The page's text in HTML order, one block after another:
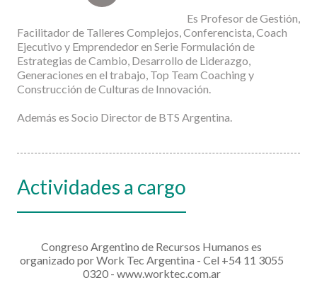
Es Profesor de Gestión,
Facilitador de Talleres Complejos, Conferencista, Coach
Ejecutivo y Emprendedor en Serie Formulación de
Estrategias de Cambio, Desarrollo de Liderazgo,
Generaciones en el trabajo, Top Team Coaching y
Construcción de Culturas de Innovación.
Además es Socio Director de BTS Argentina.
Actividades a cargo
Congreso Argentino de Recursos Humanos es
organizado por Work Tec Argentina - Cel +54 11 3055
0320 - www.worktec.com.ar